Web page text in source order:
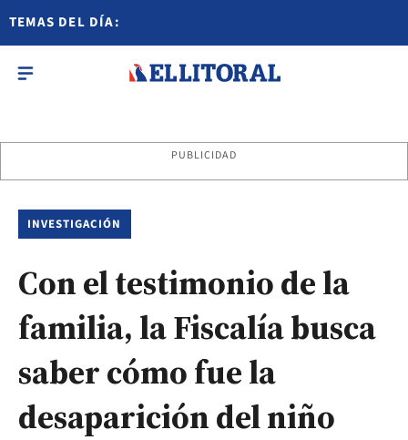
TEMAS DEL DÍA:
PUBLICIDAD
INVESTIGACIÓN
Con el testimonio de la
familia, la Fiscalía busca
saber cómo fue la
desaparición del niño